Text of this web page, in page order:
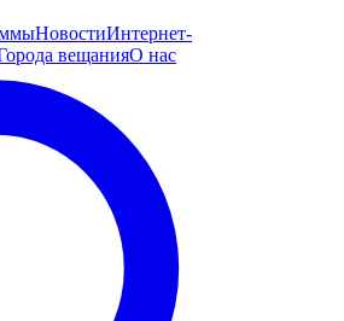
НовостиИнтернет-
вещанияО нас